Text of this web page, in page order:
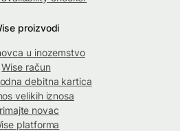
proizvodi
u inozemstvo
Wise račun
debitna kartica
velikih iznosa
novac
platforma